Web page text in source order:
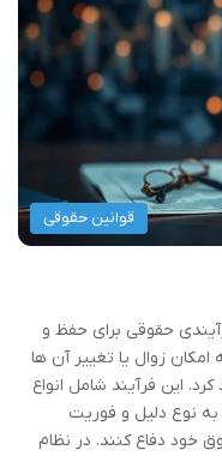
قوانین حقوقی
حقوقی برای حفظ و
زوال یا تغییر آن ها
این فرآیند شامل انواع
نوع دلیل و فوریت
خود دفاع کنند. در نظام